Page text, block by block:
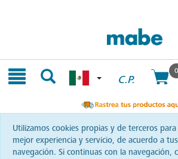
C.P.
0
Utilizamos cookies propias y de terceros
mejor experiencia y servicio, de acuerdo a
navegación. Si continuas con la navegación,